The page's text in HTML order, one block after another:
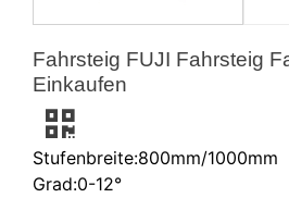
Fahrsteig FUJI Fahrsteig
Einkaufen
Stufenbreite:800mm/1000mm
Grad:0-12°